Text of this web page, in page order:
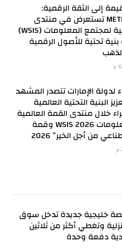
إلى الثقة الرقمية:
مجموعة METRA تستعرض في منتدى
القمة العالمية لمجتمع المعلومات (WSIS)
بنية تحتية للأصول الرقمية
لدولة الإمارات تتصدر المشهد
البنية التحتية العالمية
خلال منتدى القمة العالمية
لمجتمع المعلومات WSIS 2026 وقمة
من أجل الخير” 2026
خليجية جديدة تدخل سوق
وتغطي أكثر من ثلاثين
دفعة وحدة